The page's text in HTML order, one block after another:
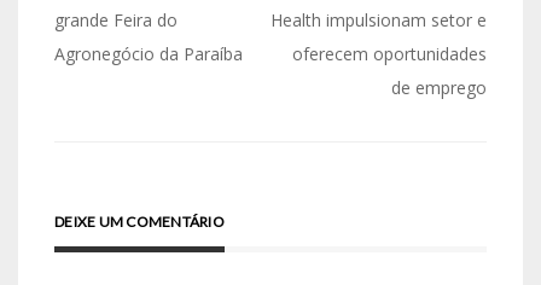
grande Feira do
Agronegócio da Paraíba
Health impulsionam setor e
oferecem oportunidades
de emprego
DEIXE UM COMENTÁRIO